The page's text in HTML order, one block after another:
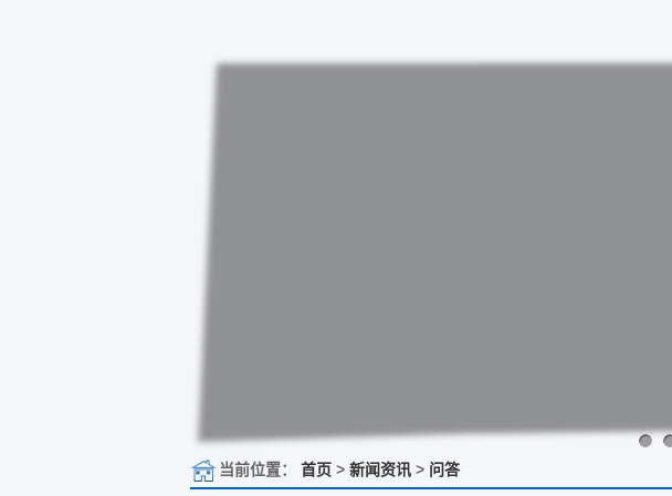
当前位置： 首页 > 新闻资讯 > 问答